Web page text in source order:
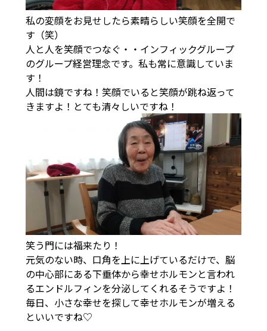
私の変顔をお見せしたら素晴らしい笑顔を全開で
す（笑）
人と人を笑顔でつなぐ・・インフィックグループ
のグループ経営理念です。私も常に意識していま
す！
人間は鏡ですね！笑顔でいると笑顔が跳ね返って
きますよ！とても清々しいですね！
笑う門には福来たり！
元気のない時、口角を上に上げているだけで、脳
の中心部にある下垂体から幸せホルモンと言われ
るエンドルフィンを分泌してくれるそうですよ！
毎日、小さな幸せを探して幸せホルモンが増える
といいですね♡